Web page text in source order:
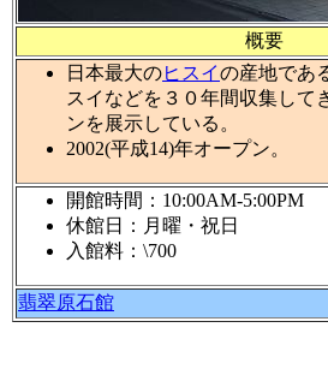
概要
日本最大のヒスイの産地であ
スイなどを３０年間収集して
ンを展示している。
2002(平成14)年オープン。
開館時間：10:00AM-5:00PM
休館日：月曜・祝日
入館料：\700
翡翠原石館